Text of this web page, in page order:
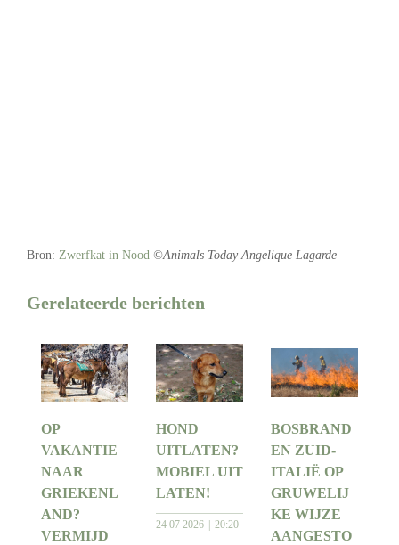
Bron: Zwerfkat in Nood ©Animals Today Angelique Lagarde
Gerelateerde berichten
OP
VAKANTIE
NAAR
GRIEKENL
AND?
VERMIJD
HOND
UITLATEN?
MOBIEL UIT
LATEN!
24 07 2026 20:20
BOSBRAND
EN ZUID-
ITALIË OP
GRUWELIJ
KE WIJZE
AANGESTO